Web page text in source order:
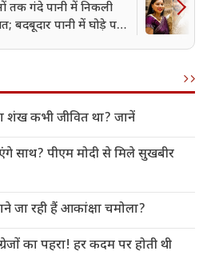
तक गंदे पानी में निकली
बदबूदार पानी में घोड़े पर
शंख कभी जीवित था? जानें
साथ? पीएम मोदी से मिले सुखबीर
जा रही हैं आकांक्षा चमोला?
का पहरा! हर कदम पर होती थी